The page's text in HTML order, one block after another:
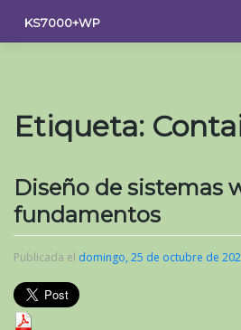
contenido
KS7000+WP
Etiqueta:
Diseño de sistemas
fundamentos
Publicada el domingo, 25 de octubre de